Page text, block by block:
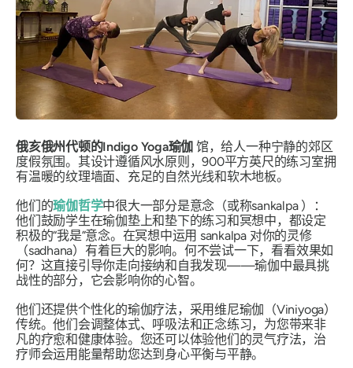
俄亥俄州代顿的Indigo Yoga瑜伽 馆，给人一种宁静的郊区
度假氛围。其设计遵循风水原则，900平方英尺的练习室拥
有温暖的纹理墙面、充足的自然光线和软木地板。
他们的瑜伽哲学中很大一部分是意念（或称sankalpa）：
他们鼓励学生在瑜伽垫上和垫下的练习和冥想中，都设定
积极的“我是”意念。在冥想中运用 sankalpa 对你的灵修
（sadhana）有着巨大的影响。何不尝试一下，看看效果如
何？这直接引导你走向接纳和自我发现——瑜伽中最具挑
战性的部分，它会影响你的心智。
他们还提供个性化的瑜伽疗法，采用维尼瑜伽（Viniyoga）
传统。他们会调整体式、呼吸法和正念练习，为您带来非
凡的疗愈和健康体验。您还可以体验他们的灵气疗法，治
疗师会运用能量帮助您达到身心平衡与平静。